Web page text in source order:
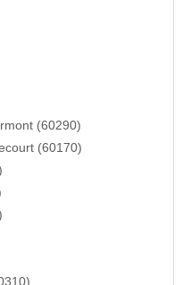
(60290)
(60170)